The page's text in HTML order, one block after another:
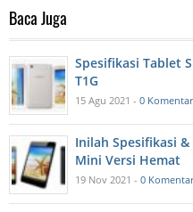
Baca Juga
Spesifikasi Tablet
T1G
15 Agu 2021 - 0 Komentar
Inilah Spesifikasi
Mini Versi Hemat
19 Nov 2021 - 0 Komentar